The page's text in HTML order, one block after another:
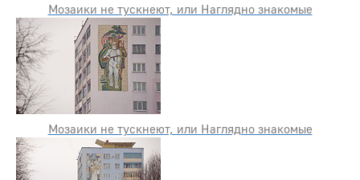
Мозаики не тускнеют, или Наглядно знакомые
Мозаики не тускнеют, или Наглядно знакомые